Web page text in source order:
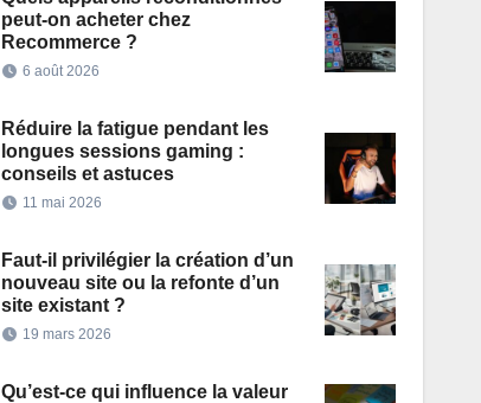
peut-on acheter chez
Recommerce ?
6 août 2026
Réduire la fatigue pendant les
longues sessions gaming :
conseils et astuces
11 mai 2026
Faut-il privilégier la création d’un
nouveau site ou la refonte d’un
site existant ?
19 mars 2026
Qu’est-ce qui influence la valeur